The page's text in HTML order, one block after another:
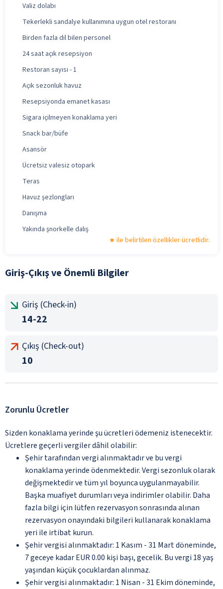
Valiz dolabı
Tekerlekli sandalye kullanımına uygun otel restoranı
Birden fazla dil bilen personel
24 saat açık resepsiyon
Restoran sayısı - 1
Açık sezonluk havuz
Resepsiyonda emanet kasası
Sigara içilmeyen konaklama yeri
Snack bar/büfe
Asansör
Ücretsiz valesiz otopark
Teras
Havuz şezlongları
Danışma
Yakında şnorkelle dalış
ile belirtilen özellikler ücretlidir.
Giriş-Çıkış ve Önemli Bilgiler
Giriş (Check-in)
14-22
Çıkış (Check-out)
10
Zorunlu Ücretler
Sizden konaklama yerinde şu ücretleri ödemeniz istenecektir.
Ücretlere geçerli vergiler dâhil olabilir:
Şehir tarafından vergi alınmaktadır ve bu vergi
konaklama yerinde ödenmektedir. Vergi sezonluk olarak
değişmektedir ve tüm yıl boyunca uygulanmayabilir.
Başka muafiyet durumları veya indirimler olabilir. Daha
fazla bilgi için lütfen rezervasyon sonrasında alınan
rezervasyon onayındaki bilgileri kullanarak konaklama
yeri ile irtibat kurun.
Şehir vergisi alınmaktadır: 1 Kasım - 31 Mart döneminde,
7 geceye kadar EUR 0.00 kişi başı, gecelik. Bu vergi 18 yaş
yaşından küçük çocuklardan alınmaz.
Şehir vergisi alınmaktadır: 1 Nisan - 31 Ekim döneminde,